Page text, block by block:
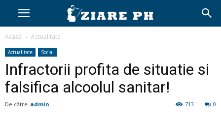
Acasă Actualitate
Actualitate Social
Infractorii profita de situatie si
falsifica alcoolul sanitar!
De către admin - 0
713